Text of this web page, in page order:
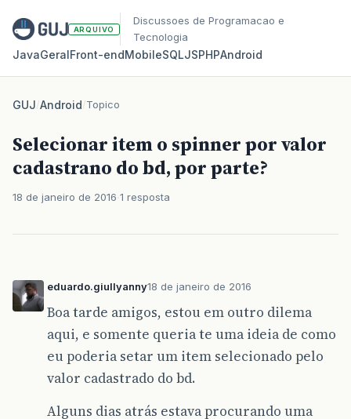
ARQUIVO
Discussoes de Programacao e
Tecnologia
JavaGeralFront‑endMobileSQLJSPHPAndroid
GUJ/Android/Topico
Selecionar item o spinner por valor
cadastrano do bd, por parte?
18 de janeiro de 2016 1 resposta
eduardo.giullyanny18 de janeiro de 2016
Boa tarde amigos, estou em outro dilema
aqui, e somente queria te uma ideia de como
eu poderia setar um item selecionado pelo
valor cadastrado do bd.
Alguns dias atrás estava procurando uma